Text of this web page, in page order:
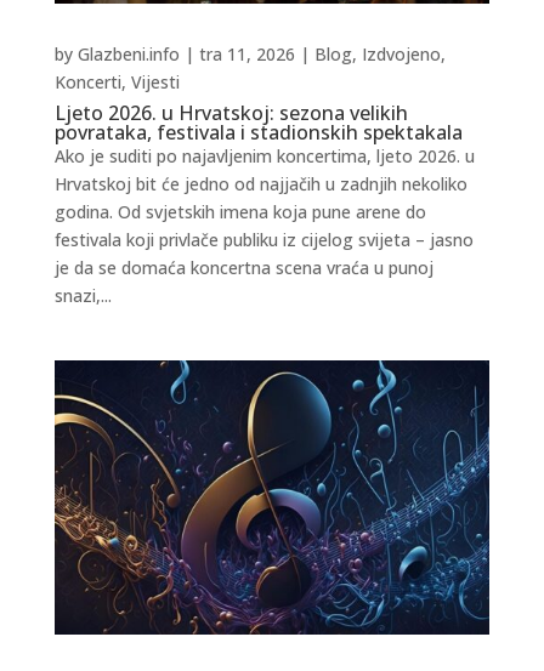
Ljeto 2026. u Hrvatskoj: sezona velikih
povrataka, festivala i stadionskih spektakala
by Glazbeni.info | tra 11, 2026 | Blog, Izdvojeno,
Koncerti, Vijesti
Ako je suditi po najavljenim koncertima, ljeto 2026. u
Hrvatskoj bit će jedno od najjačih u zadnjih nekoliko
godina. Od svjetskih imena koja pune arene do
festivala koji privlače publiku iz cijelog svijeta – jasno
je da se domaća koncertna scena vraća u punoj
snazi,...